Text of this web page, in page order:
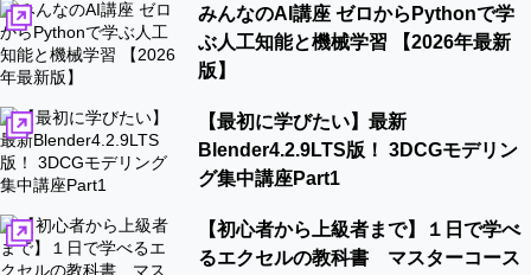
みんなのAI講座 ゼロからPythonで学
ぶ人工知能と機械学習 【2026年最新
版】
【最初に学びたい】最新
Blender4.2.9LTS版！ 3DCGモデリン
グ集中講座Part1
【初心者から上級者まで】１日で学べ
るエクセルの教科書 マスターコース